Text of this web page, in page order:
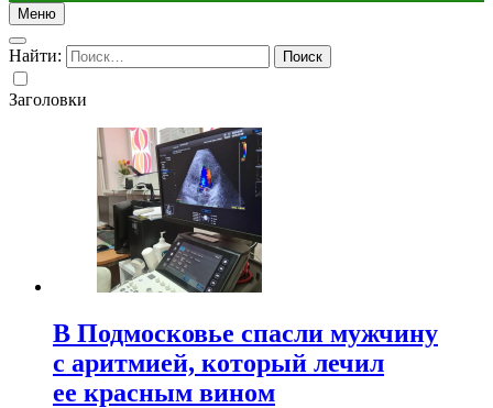
Меню
Найти:
Заголовки
В Подмосковье спасли мужчину
с аритмией, который лечил
ее красным вином